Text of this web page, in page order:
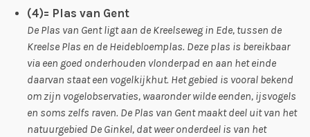
(4)= Plas van Gent
De Plas van Gent ligt aan de Kreelseweg in Ede, tussen de
Kreelse Plas en de Heidebloemplas. Deze plas is bereikbaar
via een goed onderhouden vlonderpad en aan het einde
daarvan staat een vogelkijkhut. Het gebied is vooral bekend
om zijn vogelobservaties, waaronder wilde eenden, ijsvogels
en soms zelfs raven. De Plas van Gent maakt deel uit van het
natuurgebied De Ginkel, dat weer onderdeel is van het